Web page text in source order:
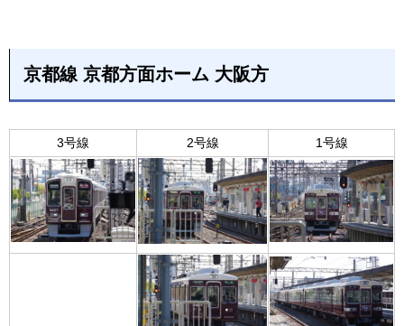
京都線 京都方面ホーム 大阪方
3号線 2号線 1号線